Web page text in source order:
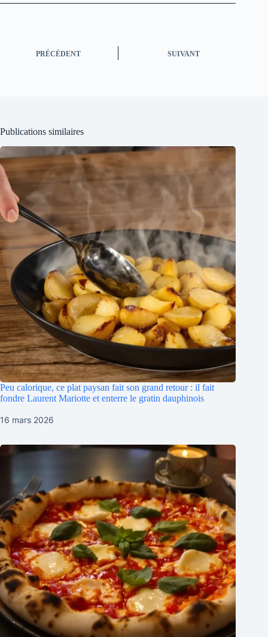
PRÉCÉDENT SUIVANT
Publications similaires
Peu calorique, ce plat paysan fait son grand retour : il fait
fondre Laurent Mariotte et enterre le gratin dauphinois
16 mars 2026